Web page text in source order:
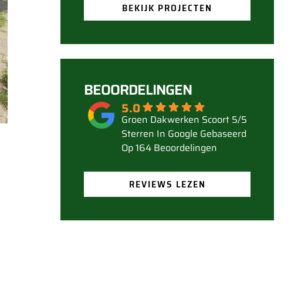
BEKIJK PROJECTEN
BEOORDELINGEN
5.0
Gebaseerd
Op 164 Beoordelingen
REVIEWS LEZEN